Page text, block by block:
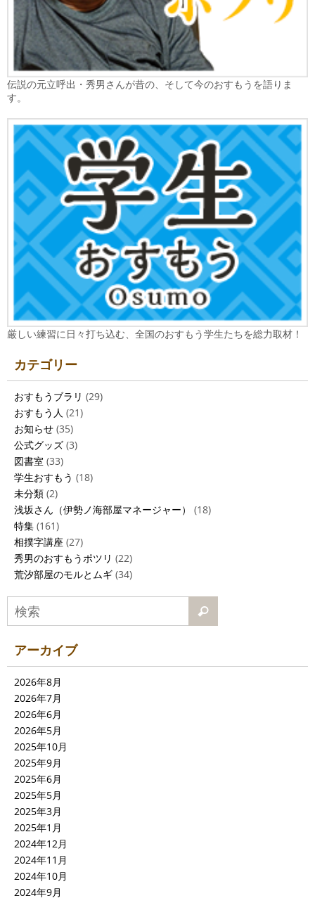
伝説の元立呼出・秀男さんが昔の、そして今のおすもうを語りま
す。
厳しい練習に日々打ち込む、全国のおすもう学生たちを総力取材！
カテゴリー
おすもうブラリ (29)
おすもう人 (21)
お知らせ (35)
公式グッズ (3)
図書室 (33)
学生おすもう (18)
未分類 (2)
浅坂さん（伊勢ノ海部屋マネージャー）
(18)
特集 (161)
相撲字講座 (27)
秀男のおすもうポツリ (22)
荒汐部屋のモルとムギ (34)
アーカイブ
2026年8月
2026年7月
2026年6月
2026年5月
2025年10月
2025年9月
2025年6月
2025年5月
2025年3月
2025年1月
2024年12月
2024年11月
2024年10月
2024年9月